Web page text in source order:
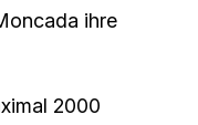
ihre
2000